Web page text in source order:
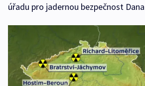
úřadu pro jadernou bezpečnost